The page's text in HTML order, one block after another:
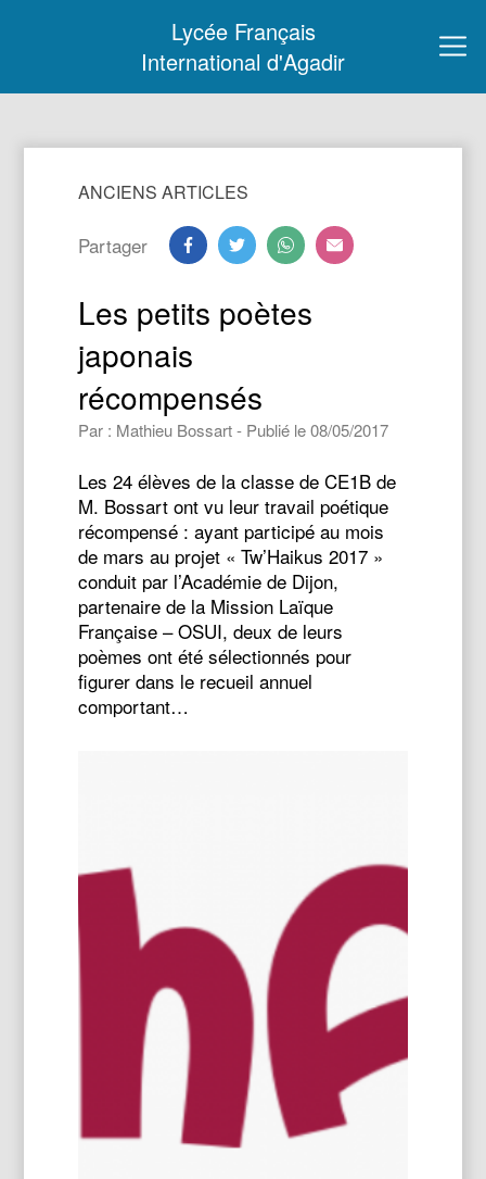
Lycée Français
International d'Agadir
ANCIENS ARTICLES
Partager
Les petits poètes
japonais
récompensés
Par : Mathieu Bossart - Publié le 08/05/2017
Les 24 élèves de la classe de CE1B de
M. Bossart ont vu leur travail poétique
récompensé : ayant participé au mois
de mars au projet « Tw’Haikus 2017 »
conduit par l’Académie de Dijon,
partenaire de la Mission Laïque
Française – OSUI, deux de leurs
poèmes ont été sélectionnés pour
figurer dans le recueil annuel
comportant…